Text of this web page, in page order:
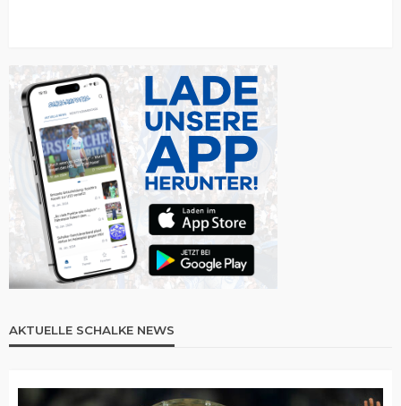
AKTUELLE SCHALKE NEWS